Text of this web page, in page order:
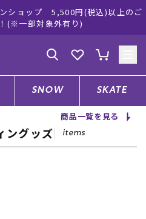
プ 5,500円(税込)以上のご
対象外有り)
ムラサ
会員登録
一覧
SNOW SKATE
商品一覧を見る
ングッズ items